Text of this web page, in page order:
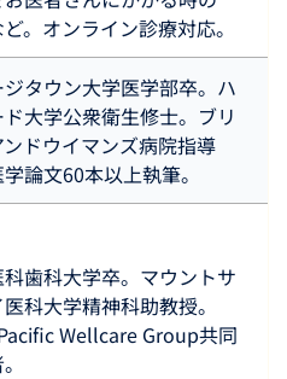
。オンライン診療対応。
タウン大学医学部卒。ハ
大学公衆衛生修士。ブリ
ドウイマンズ病院指導
論文60本以上執筆。
歯科大学卒。マウントサ
科大学精神科助教授。
Wellcare Group共同